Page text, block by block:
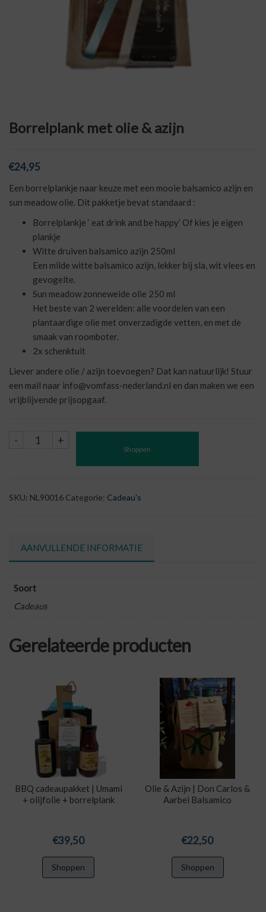
Borrelplank met olie & azijn
€24,95
Een borrelplankje naar keuze met een mooie balsamico azijn en
sun meadow olie. Dit pakketje bevat standaard :
Borrelplankje ‘ eat drink and be happy’ Of kies je eigen
plankje
Witte druiven balsamico azijn 250ml
Een milde witte balsamico azijn, lekker bij sla, wit vlees en
gevogelte.
Sun meadow zonneweide olie 250 ml
Het beste van 2 werelden: alle voordelen van een
plantaardige olie met onverzadigde vetten, en met de
smaak van roomboter.
2x schenktuit
Liever andere olie / azijn toevoegen? Dat kan natuurlijk! Stuur
een mail naar info@vomfass-nederland.nl en dan maken we een
vrijblijvende prijsopgaaf.
-
Borrelplank
azijn
+
Shoppen
SKU: NL90016 Categorie: Cadeau's
AANVULLENDE INFORMATIE
Soort
Cadeaus
Gerelateerde producten
BBQ cadeaupakket | Umami
+ olijfolie + borrelplank
€39,50
Shoppen
Olie & Azijn | Don Carlos &
Aarbei Balsamico
€22,50
Shoppen